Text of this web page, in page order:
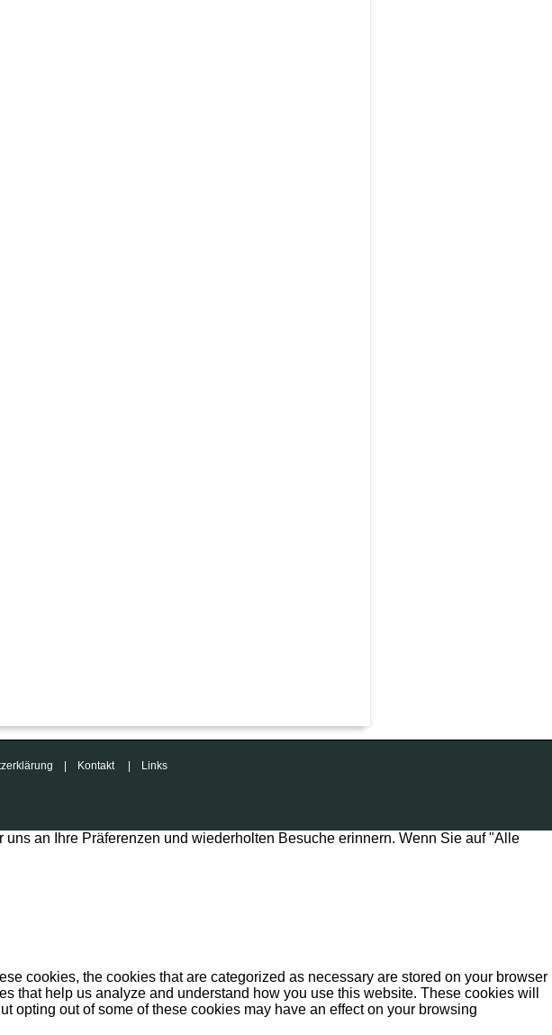
Kontakt| Links
an Ihre Präferenzen und wiederholten Besuche erinnern. Wenn Sie auf "Alle
cookies, the cookies that are categorized as necessary are stored on your browser
that help us analyze and understand how you use this website. These cookies will
opting out of some of these cookies may have an effect on your browsing